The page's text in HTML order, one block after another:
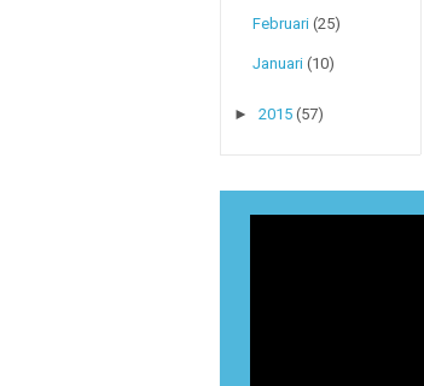
Februari (25)
Januari (10)
►2015 (57)